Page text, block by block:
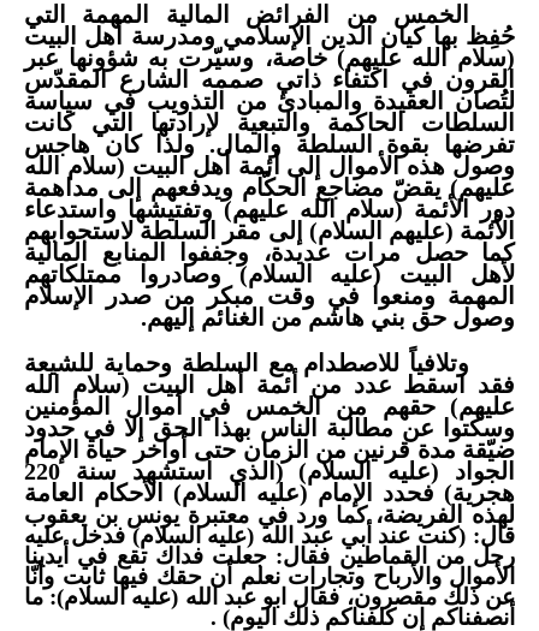
الخمس من الفرائض المالية المهمة التي
حُفِظ بها كيان الدين الإسلامي ومدرسة أهل البيت
(سلام الله عليهم) خاصة، وسيّرت به شؤونها عبر
القرون في اكتفاء ذاتي صممه الشارع المقدّس
لتُصان العقيدة والمبادئ من التذويب في سياسة
السلطات الحاكمة والتبعية لإرادتها التي كانت
تفرضها بقوة السلطة والمال. ولذا كان هاجس
وصول هذه الأموال إلى أئمة أهل البيت (سلام الله
عليهم) يقضّ مضاجع الحكّام ويدفعهم إلى مداهمة
دور الأئمة (سلام الله عليهم) وتفتيشها واستدعاء
الأئمة (عليهم السلام) إلى مقر السلطة لاستجوابهم
كما حصل مرات عديدة، وجففوا المنابع المالية
لأهل البيت (عليه السلام) وصادروا ممتلكاتهم
المهمة ومنعوا في وقت مبكر من صدر الإسلام
وصول حق بني هاشم من الغنائم إليهم.
وتلافياً للاصطدام مع السلطة وحماية للشيعة
فقد اسقط عدد من أئمة أهل البيت (سلام الله
عليهم) حقهم من الخمس في أموال المؤمنين
وسكتوا عن مطالبة الناس بهذا الحق إلا في حدود
ضيّقة مدة قرنين من الزمان حتى أواخر حياة الإمام
الجواد (عليه السلام) (الذي استشهد سنة 220
هجرية) فحدد الإمام (عليه السلام) الأحكام العامة
لهذه الفريضة،كما ورد في معتبرة يونس بن يعقوب
قال: (كنت عند أبي عبد الله (عليه السلام) فدخل عليه
رجل من القماطين فقال: جعلت فداك تقع في أيدينا
الأموال والأرباح وتجارات نعلم أن حقك فيها ثابت وأنّا
عن ذلك مقصرون، فقال ابو عبد الله (عليه السلام): ما
أنصفناكم إن كلفناكم ذلك اليوم) .